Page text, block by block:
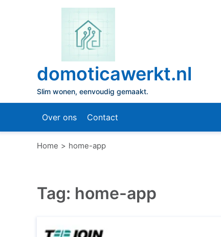
domoticawerkt.nl
Slim wonen, eenvoudig gemaakt.
Over ons Contact
Home home-app
Tag: home-app